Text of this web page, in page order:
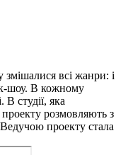
всі жанри: і
шоу. В кожному
В студії, яка
проекту розмовляють з
проекту стала